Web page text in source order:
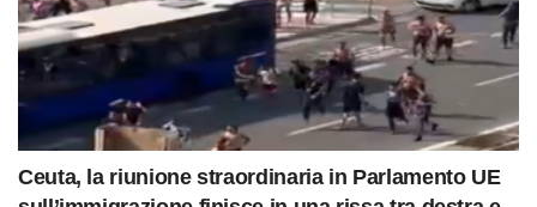
Ceuta, la riunione straordinaria in Parlamento UE